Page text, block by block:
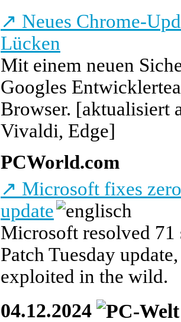
↗ Neues Chrome-
Lücken
Mit einem neuen
Googles
Browser. [aktualisiert
Vivaldi, Edge]
PCWorld.com
↗ Microsoft fixes
update
Microsoft resolved
Patch Tuesday
exploited in the wild.
04.12.2024